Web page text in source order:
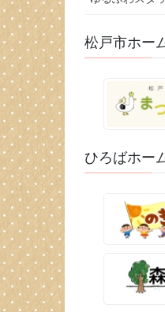
松戸市ホー
ひろばホー